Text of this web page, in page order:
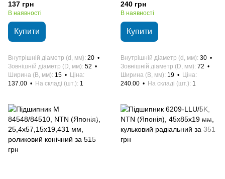
137 грн
В наявності
Купити
Внутрішній діаметр (d, мм) 20
Зовнішній діаметр (D, мм) 52
Ширина (B, мм) 15
Ціна
137.00
На складі (шт.) 1
240 грн
В наявності
Купити
Внутрішній діаметр (d, мм) 30
Зовнішній діаметр (D, мм) 72
Ширина (B, мм) 19
Ціна
240.00
На складі (шт.) 1